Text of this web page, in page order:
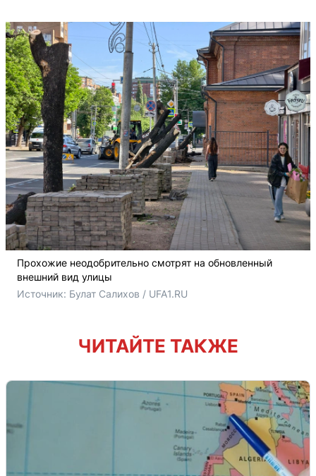
Прохожие неодобрительно смотрят на обновленный
внешний вид улицы
Источник: Булат Салихов / UFA1.RU
ЧИТАЙТЕ ТАКЖЕ